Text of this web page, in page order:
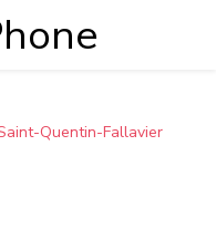
Quentin-Fallavier